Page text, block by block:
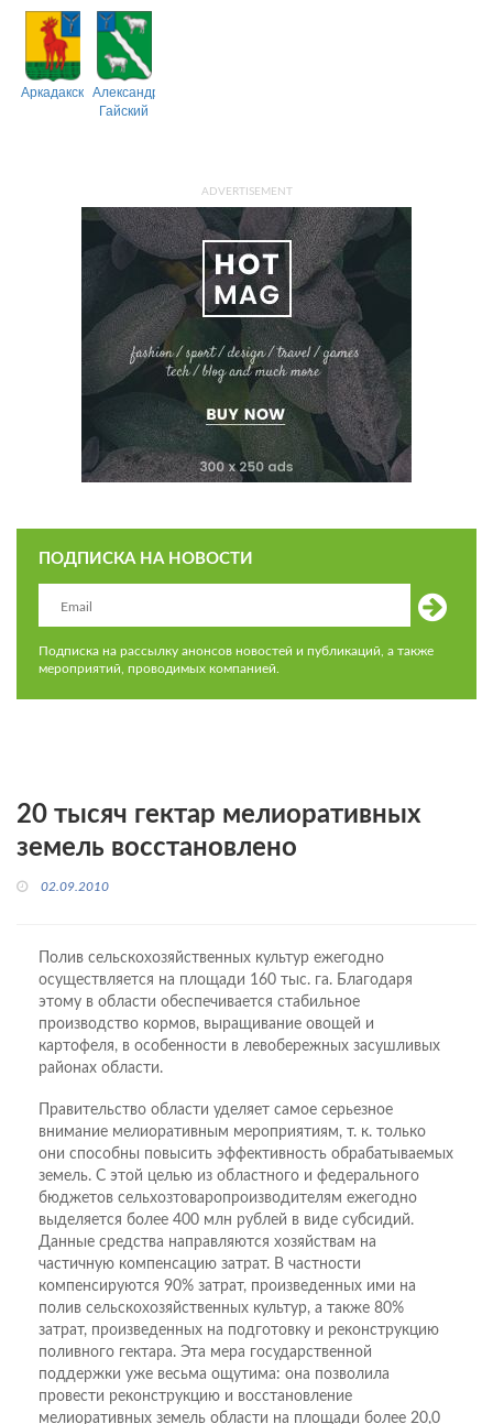
АркадакскийАлександрово-
Гайский
ADVERTISEMENT
ПОДПИСКА НА НОВОСТИ
Подписка на рассылку анонсов новостей и публикаций, а также
мероприятий, проводимых компанией.
20 тысяч гектар мелиоративных
земель восстановлено
02.09.2010
Полив сельскохозяйственных культур ежегодно
осуществляется на площади 160 тыс. га. Благодаря
этому в области обеспечивается стабильное
производство кормов, выращивание овощей и
картофеля, в особенности в левобережных засушливых
районах области.
Правительство области уделяет самое серьезное
внимание мелиоративным мероприятиям, т. к. только
они способны повысить эффективность обрабатываемых
земель. С этой целью из областного и федерального
бюджетов сельхозтоваропроизводителям ежегодно
выделяется более 400 млн рублей в виде субсидий.
Данные средства направляются хозяйствам на
частичную компенсацию затрат. В частности
компенсируются 90% затрат, произведенных ими на
полив сельскохозяйственных культур, а также 80%
затрат, произведенных на подготовку и реконструкцию
поливного гектара. Эта мера государственной
поддержки уже весьма ощутима: она позволила
провести реконструкцию и восстановление
мелиоративных земель области на площади более 20,0